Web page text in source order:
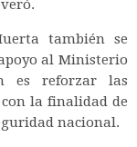
también se
al Ministerio
es reforzar las
la finalidad de
nacional.